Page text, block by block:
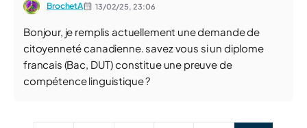
BrochetA 13/02/25, 23:06
Bonjour, je remplis actuellement une demande de
citoyenneté canadienne. savez vous si un diplome
francais (Bac, DUT) constitue une preuve de
compétence linguistique ?